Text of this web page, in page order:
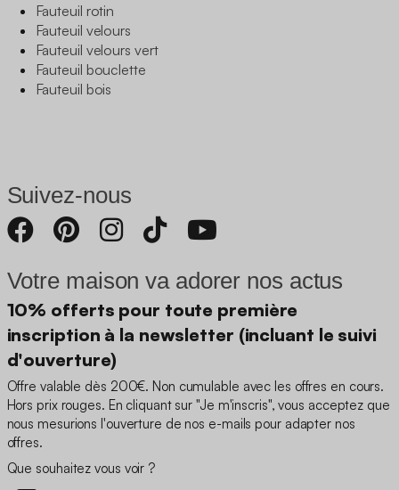
Fauteuil rotin
Fauteuil velours
Fauteuil velours vert
Fauteuil bouclette
Fauteuil bois
Suivez-nous
Votre maison va adorer nos actus
10% offerts pour toute première
inscription à la newsletter (incluant le suivi
d'ouverture)
Offre valable dès 200€. Non cumulable avec les offres en cours.
Hors prix rouges. En cliquant sur "Je m'inscris", vous acceptez que
nous mesurions l'ouverture de nos e-mails pour adapter nos
offres.
Que souhaitez vous voir ?